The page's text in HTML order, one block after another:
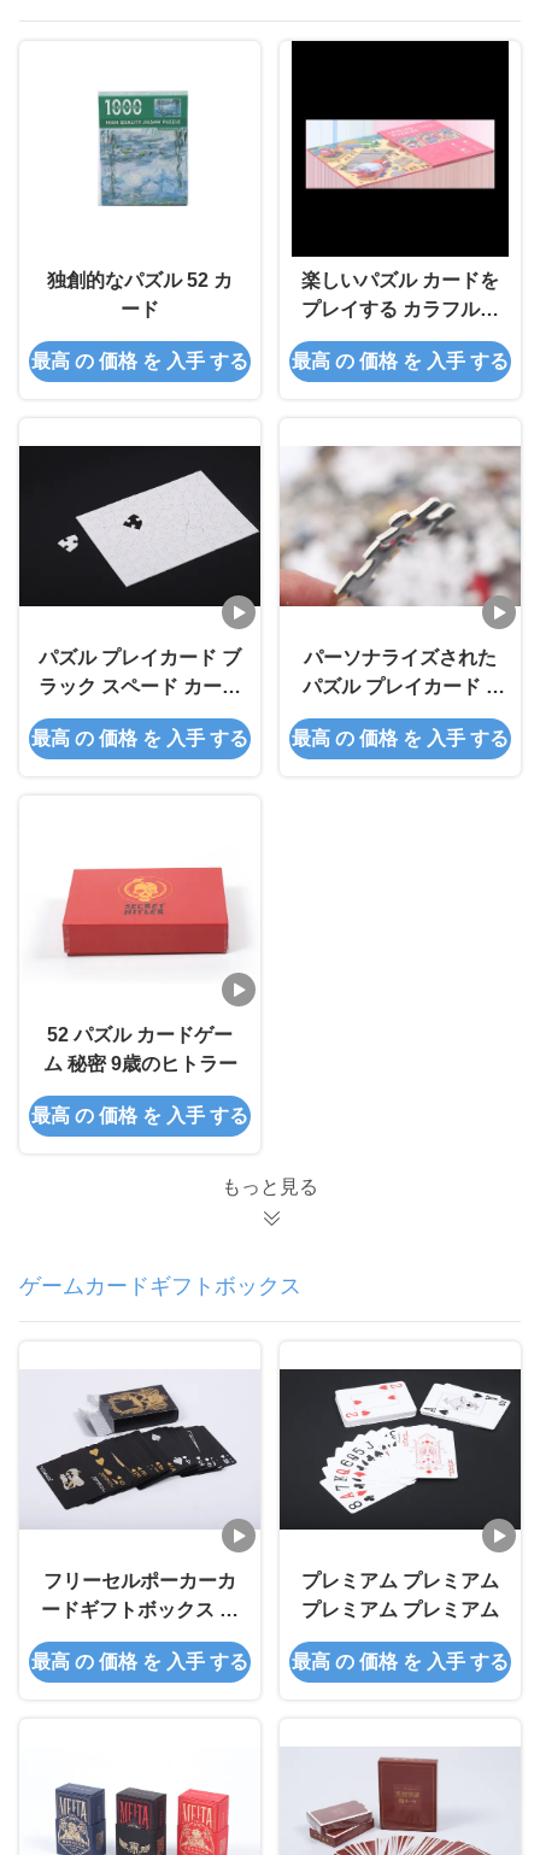
独創的なパズル 52 カ
ード
最高 の 価格 を 入手 する
楽しいパズル カードを
プレイする カラフルな
パズルバックデザイン
最高 の 価格 を 入手 する
パズル プレイカード ブ
ラック スペード カード
OEM
最高 の 価格 を 入手 する
パーソナライズされた
パズル プレイカード X
クリスマステーマ
最高 の 価格 を 入手 する
52 パズル カードゲー
ム 秘密 9歳のヒトラー
最高 の 価格 を 入手 する
もっと見る
ゲームカードギフトボックス
フリーセルポーカーカ
ードギフトボックス 軽
量化
最高 の 価格 を 入手 する
プレミアム プレミアム
プレミアム プレミアム
最高 の 価格 を 入手 する